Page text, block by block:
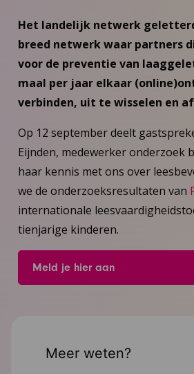
Het landelijk netwerk
breed netwerk waar partners
voor de preventie van
maal per jaar elkaar
verbinden, uit te wisselen en
Op 12 september deelt
Eijnden, medewerker onderzoek
haar kennis met ons over
we de onderzoeksresultaten van
internationale
tienjarige kinderen.
Meld je hier aan
Meer weten?